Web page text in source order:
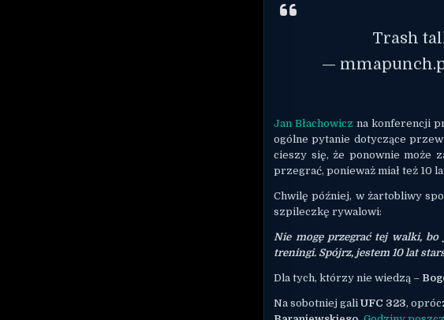
Trash
—
Jan Błachowicz na konferencji
ogólne pytanie dotyczące
cieszy się, że ponownie może
przegrać, ponieważ miał też 10
Chwilę później, w żartobliwy
szpileczkę rywalowi:
Nie mogę przegrać tej walki,
treningi. Spójrz, jestem 10 lat
Dla tych, którzy nie wiedzą –
Na sobotniej galiUFC 323,